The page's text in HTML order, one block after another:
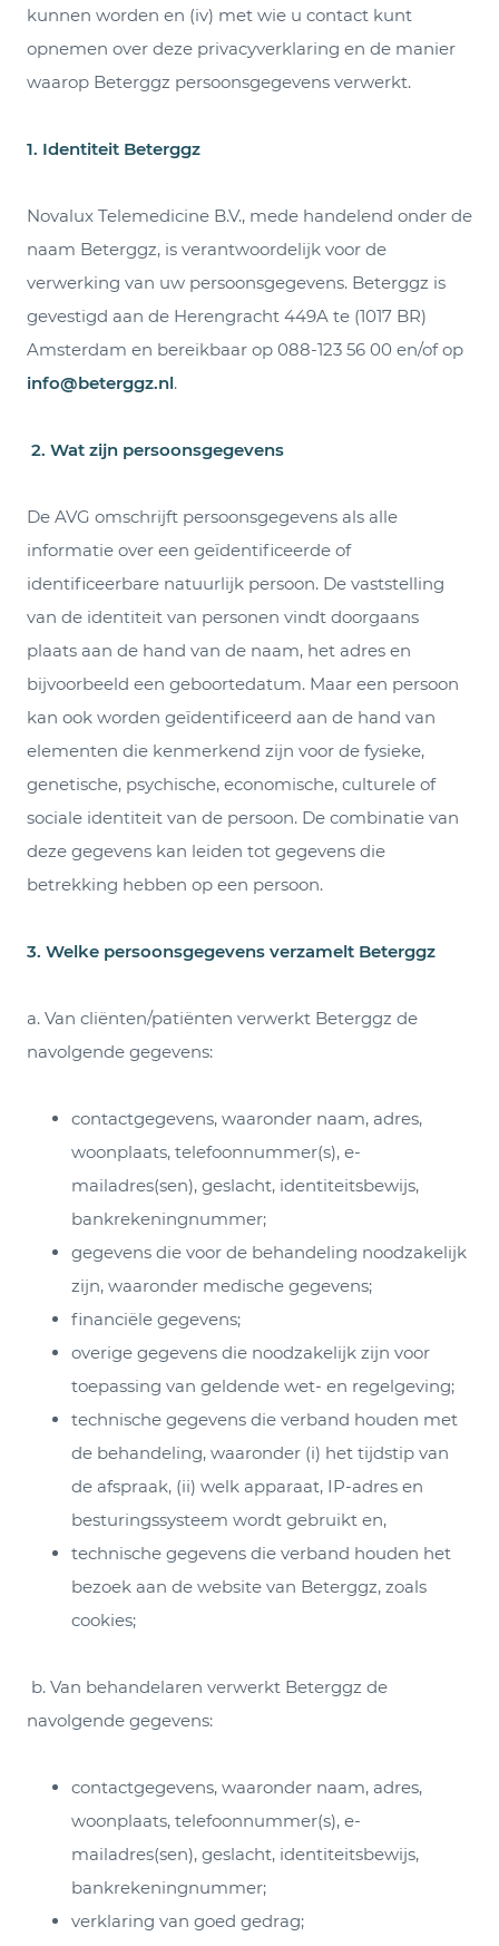
kunnen worden en (iv) met wie u contact kunt
opnemen over deze privacyverklaring en de manier
waarop Beterggz persoonsgegevens verwerkt.
1. Identiteit Beterggz
Novalux Telemedicine B.V., mede handelend onder de
naam Beterggz, is verantwoordelijk voor de
verwerking van uw persoonsgegevens. Beterggz is
gevestigd aan de Herengracht 449A te (1017 BR)
Amsterdam en bereikbaar op 088-123 56 00 en/of op
info@beterggz.nl.
2. Wat zijn persoonsgegevens
De AVG omschrijft persoonsgegevens als alle
informatie over een geïdentificeerde of
identificeerbare natuurlijk persoon. De vaststelling
van de identiteit van personen vindt doorgaans
plaats aan de hand van de naam, het adres en
bijvoorbeeld een geboortedatum. Maar een persoon
kan ook worden geïdentificeerd aan de hand van
elementen die kenmerkend zijn voor de fysieke,
genetische, psychische, economische, culturele of
sociale identiteit van de persoon. De combinatie van
deze gegevens kan leiden tot gegevens die
betrekking hebben op een persoon.
3. Welke persoonsgegevens verzamelt Beterggz
a. Van cliënten/patiënten verwerkt Beterggz de
navolgende gegevens:
contactgegevens, waaronder naam, adres,
woonplaats, telefoonnummer(s), e-
mailadres(sen), geslacht, identiteitsbewijs,
bankrekeningnummer;
gegevens die voor de behandeling noodzakelijk
zijn, waaronder medische gegevens;
financiële gegevens;
overige gegevens die noodzakelijk zijn voor
toepassing van geldende wet- en regelgeving;
technische gegevens die verband houden met
de behandeling, waaronder (i) het tijdstip van
de afspraak, (ii) welk apparaat, IP-adres en
besturingssysteem wordt gebruikt en,
technische gegevens die verband houden het
bezoek aan de website van Beterggz, zoals
cookies;
b. Van behandelaren verwerkt Beterggz de
navolgende gegevens:
contactgegevens, waaronder naam, adres,
woonplaats, telefoonnummer(s), e-
mailadres(sen), geslacht, identiteitsbewijs,
bankrekeningnummer;
verklaring van goed gedrag;